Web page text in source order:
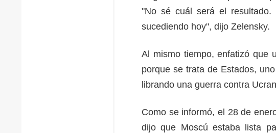
"No sé cuál será el
sucediendo hoy", dijo Zelensky.
Al mismo tiempo, enfatizó que
porque se trata de Estados,
librando una guerra contra
Como se informó, el 28 de
dijo que Moscú estaba lista